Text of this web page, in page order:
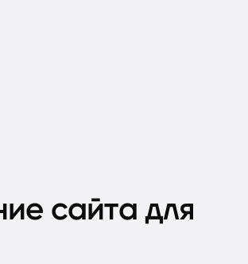
сайта для